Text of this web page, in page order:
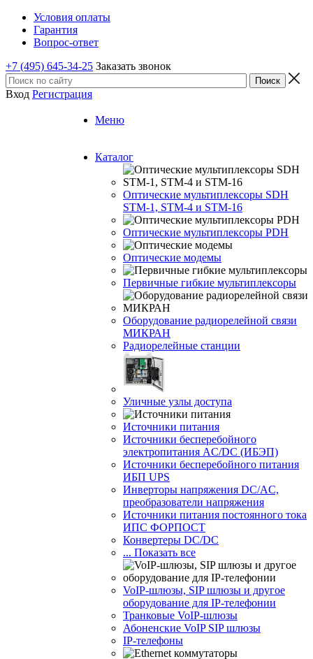
Условия оплаты
Гарантия
Вопрос-ответ
+7 (495) 645-34-25 Заказать звонок
Вход Регистрация
Меню
Каталог
Оптические мультиплексоры SDH
STM-1, STM-4 и STM-16
Оптические мультиплексоры PDH
Оптические модемы
Первичные гибкие мультиплексоры
Оборудование радиорелейной связи
МИКРАН
Радиорелейные станции
Уличные узлы доступа
Источники питания
Источники бесперебойного
электропитания AC/DC (ИБЭП)
Источники бесперебойного питания
ИБП UPS
Инверторы напряжения DC/AC,
преобразователи напряжения
Источники питания постоянного тока
ИПС ФОРПОСТ
Конвертеры DC/DC
... Показать все
VoIP-шлюзы, SIP шлюзы и другое
оборудование для IP-телефонии
Транковые VoIP-шлюзы
Абоненские VoIP SIP шлюзы
IP-телефоны